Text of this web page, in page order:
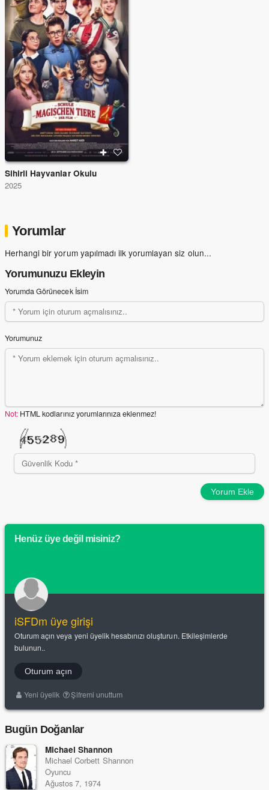
Sihirli Hayvanlar Okulu
2025
Yorumlar
Herhangi bir yorum yapılmadı ilk yorumlayan siz olun...
Yorumunuzu Ekleyin
Yorumda Görünecek İsim
Yorumunuz
Not: HTML kodlarınız yorumlarınıza eklenmez!
Yorum Ekle
Henüz üye değil misiniz?
iSFDm üye girişi
Oturum açın veya yeni üyelik hesabınızı oluşturun. Etkileşimlerde
bulunun..
Oturum açın
Yeni üyelik Şifremi unuttum
Bugün Doğanlar
Michael Shannon
Michael Corbett Shannon
Oyuncu
Ağustos 7, 1974